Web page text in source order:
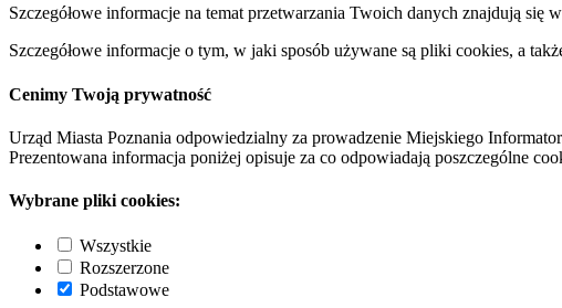
Szczegółowe informacje na temat przetwarzania Twoich danych znajdują się w
Szczegółowe informacje o tym, w jaki sposób używane są pliki cookies, a
Cenimy Twoją prywatność
Urząd Miasta Poznania odpowiedzialny za prowadzenie Miejskiego
Prezentowana informacja poniżej opisuje za co odpowiadają poszczególne
Wybrane pliki cookies:
Wszystkie
Rozszerzone
Podstawowe